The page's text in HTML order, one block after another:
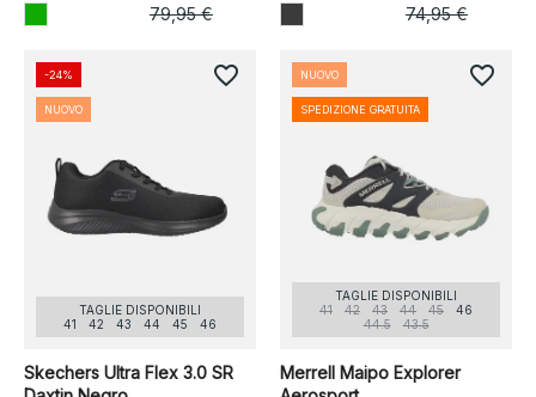
79,95 €
74,95 €
TAGLIE DISPONIBILI
41
42 43 44 45 46
Skechers Ultra Flex 3.0 SR
-24%
NUOVO
favorite_border
TAGLIE DISPONIBILI
41
42 43 44 45
46
44.5
43.5
Merrell Maipo Explorer
NUOVO
SPEDIZIONE GRATUITA
favorite_border